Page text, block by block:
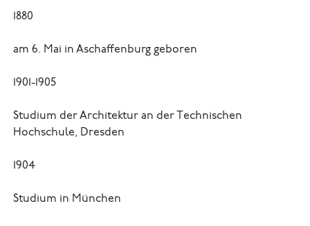
1880
am 6. Mai in Aschaffenburg geboren
1901-1905
Studium der Architektur an der Technischen
Hochschule, Dresden
1904
Studium in München